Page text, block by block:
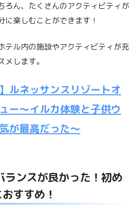
ろん、たくさんのアクティビティが
に楽しむことができます！
テル内の施設やアクティビティが充
します。
ルネッサンスリゾートオ
ー～イルカ体験と子供ウ
が最高だった～
ランスが良かった！初め
すすめ！